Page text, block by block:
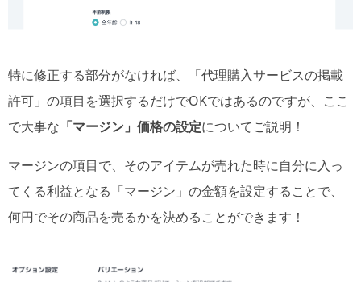
特に修正する部分がなければ、「代理購入サービスの掲載
許可」の項目を選択するだけでOKではあるのですが、ここ
で大事な 「マージン」価格の設定についてご説明！
マージンの項目で、そのアイテムが売れた時に自分に入っ
てくる利益となる「マージン」の金額を設定することで、
何円でその商品を売るかを決めることができます！